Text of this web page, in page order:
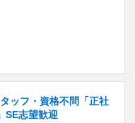
ッフ・資格不問「正社
SE志望歓迎